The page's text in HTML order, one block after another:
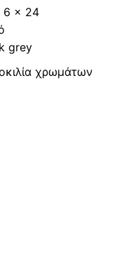
6 x 24
grey
χρωμάτων